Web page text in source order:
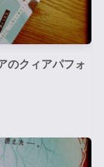
のクィアパフォ